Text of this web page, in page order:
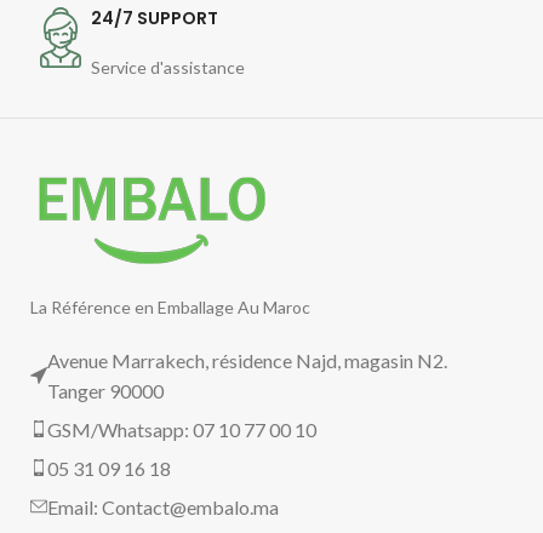
24/7 SUPPORT
Service d'assistance
La Référence en Emballage Au Maroc
Avenue Marrakech, résidence Najd, magasin N2.
Tanger 90000
GSM/Whatsapp: 07 10 77 00 10
05 31 09 16 18
Email:Contact@embalo.ma